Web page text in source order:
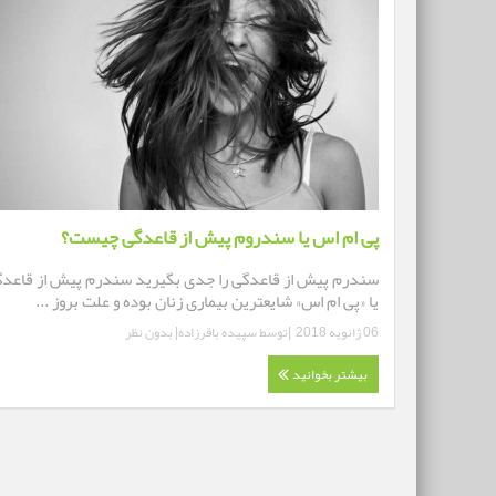
پی ام اس یا سندروم پیش از قاعدگی چیست؟
سندرم پیش از قاعدگی را جدی بگیرید سندرم پیش از
یا «پی ام اس» شایعترین بیماری زنان بوده و علت بروز ...
06 ژانویه 2018 |توسطسپیده باقرزاده|بدون نظر
بیشتر بخوانید